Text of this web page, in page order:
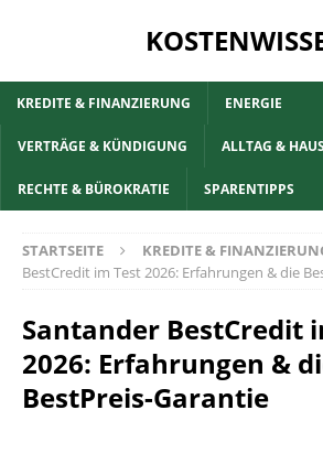
KREDITE & FINANZIERUNG ENERGIE
VERTRÄGE & KÜNDIGUNG ALLTAG &
RECHTE & BÜROKRATIE SPARENTIPPS
STARTSEITE KREDITE &
BestCredit im Test 2026: Erfahrungen & die
Santander BestCredit
2026: Erfahrungen &
BestPreis-Garantie